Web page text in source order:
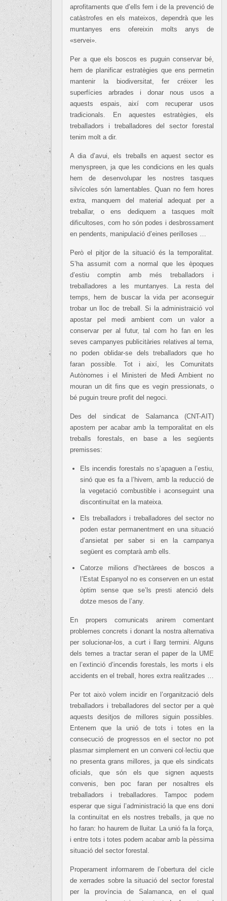
aprofitaments que d’ells fem i de la prevenció de
catàstrofes en els mateixos, dependrà que les
muntanyes ens ofereixin molts anys de
«servei».
Per a que els boscos es puguin conservar bé,
hem de planificar estratègies que ens permetin
mantenir la biodiversitat, fer créixer les
superfícies arbrades i donar nous usos a
aquests espais, així com recuperar usos
tradicionals. En aquestes estratègies, els
treballadors i treballadores del sector forestal
tenim molt a dir.
A dia d’avui, els treballs en aquest sector es
menyspreen, ja que les condicions en les quals
hem de desenvolupar les nostres tasques
silvícoles són lamentables. Quan no fem hores
extra, manquem del material adequat per a
treballar, o ens dediquem a tasques molt
dificultoses, com ho són podes i desbrossament
en pendents, manipulació d’eines perilloses …
Però el pitjor de la situació és la temporalitat.
S’ha assumit com a normal que les èpoques
d’estiu comptin amb més treballadors i
treballadores a les muntanyes. La resta del
temps, hem de buscar la vida per aconseguir
trobar un lloc de treball. Si la administraició vol
apostar pel medi ambient com un valor a
conservar per al futur, tal com ho fan en les
seves campanyes publicitàries relatives al tema,
no poden oblidar-se dels treballadors que ho
faran possible. Tot i així, les Comunitats
Autònomes i el Ministeri de Medi Ambient no
mouran un dit fins que es vegin pressionats, o
bé puguin treure profit del negoci.
Des del sindicat de Salamanca (CNT-AIT)
apostem per acabar amb la temporalitat en els
treballs forestals, en base a les següents
premisses:
Els incendis forestals no s’apaguen a l’estiu,
sinó que es fa a l’hivern, amb la reducció de
la vegetació combustible i aconseguint una
discontinuïtat en la mateixa.
Els treballadors i treballadores del sector no
poden estar permanentment en una situació
d’ansietat per saber si en la campanya
següent es comptarà amb ells.
Catorze milions d’hectàrees de boscos a
l’Estat Espanyol no es conserven en un estat
òptim sense que se’ls presti atenció dels
dotze mesos de l’any.
En propers comunicats anirem comentant
problemes concrets i donant la nostra alternativa
per solucionar-los, a curt i llarg termini. Alguns
dels temes a tractar seran el paper de la UME
en l’extinció d’incendis forestals, les morts i els
accidents en el treball, hores extra realitzades …
Per tot això volem incidir en l’organització dels
treballadors i treballadores del sector per a què
aquests desitjos de millores siguin possibles.
Entenem que la unió de tots i totes en la
consecució de progressos en el sector no pot
plasmar simplement en un conveni col·lectiu que
no presenta grans millores, ja que els sindicats
oficials, que són els que signen aquests
convenis, ben poc faran per nosaltres els
treballadors i treballadores. Tampoc podem
esperar que sigui l’administració la que ens doni
la continuïtat en els nostres treballs, ja que no
ho faran: ho haurem de lluitar. La unió fa la força,
i entre tots i totes podem acabar amb la pèssima
situació del sector forestal.
Properament informarem de l’obertura del cicle
de xerrades sobre la situació del sector forestal
per la província de Salamanca, en el qual